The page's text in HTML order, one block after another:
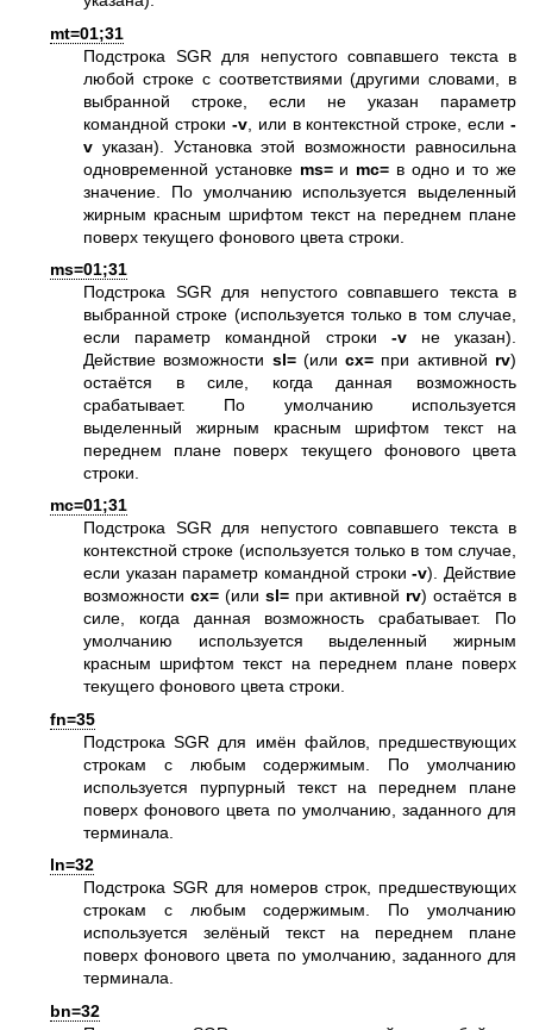
mt=01;31
Подстрока SGR для непустого совпавшего текста в
любой строке с соответствиями (другими словами, в
выбранной строке, если не указан параметр
командной строки -v, или в контекстной строке, если -
v указан). Установка этой возможности равносильна
одновременной установке ms=и mc= в одно и то же
значение. По умолчанию используется выделенный
жирным красным шрифтом текст на переднем плане
поверх текущего фонового цвета строки.
ms=01;31
Подстрока SGR для непустого совпавшего текста в
выбранной строке (используется только в том случае,
если параметр командной строки -vне указан).
Действие возможности sl=(илиcx= при активной rv)
остаётся в силе, когда данная возможность
срабатывает. По умолчанию используется
выделенный жирным красным шрифтом текст на
переднем плане поверх текущего фонового цвета
строки.
mc=01;31
Подстрока SGR для непустого совпавшего текста в
контекстной строке (используется только в том случае,
если указан параметр командной строки-v). Действие
возможности cx= (или sl= при активной rv) остаётся в
силе, когда данная возможность срабатывает. По
умолчанию используется выделенный жирным
красным шрифтом текст на переднем плане поверх
текущего фонового цвета строки.
fn=35
Подстрока SGR для имён файлов, предшествующих
строкам с любым содержимым. По умолчанию
используется пурпурный текст на переднем плане
поверх фонового цвета по умолчанию, заданного для
терминала.
ln=32
Подстрока SGR для номеров строк, предшествующих
строкам с любым содержимым. По умолчанию
используется зелёный текст на переднем плане
поверх фонового цвета по умолчанию, заданного для
терминала.
bn=32